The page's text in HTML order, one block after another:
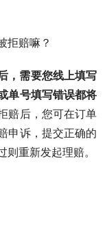
拒赔嘛？
，需要您线上填写
单号填写错误都将
赔后，您可在订单
申诉，提交正确的
重新发起理赔。